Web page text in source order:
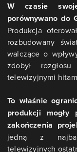
W czasie
porównywano do
Produkcja
rozbudowany
walczące o
zdobył
telewizyjnymi
To właśnie
produkcji mogły
zakończenia
jedną z
telewizyjnych